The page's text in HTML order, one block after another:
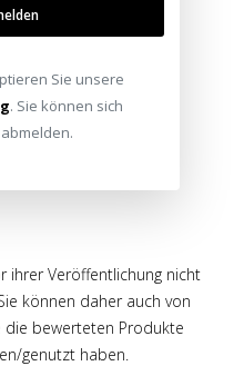
schreiben
ihrer Veröffentlichung nicht
können daher auch von
bewerteten Produkte
genutzt haben.
Sie unsere
. Sie können sich